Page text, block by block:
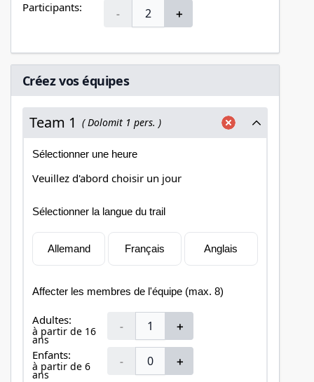
Participants: - ＋
Créez vos équipes
Team 1 ( Dolomit 1 pers. )
Sélectionner une heure
Veuillez d'abord choisir un jour
Sélectionner la langue du trail
Allemand Français Anglais
Affecter les membres de l'équipe (max. 8)
Adultes:
à partir de 16
ans
- ＋
Enfants:
à partir de 6
ans
- ＋